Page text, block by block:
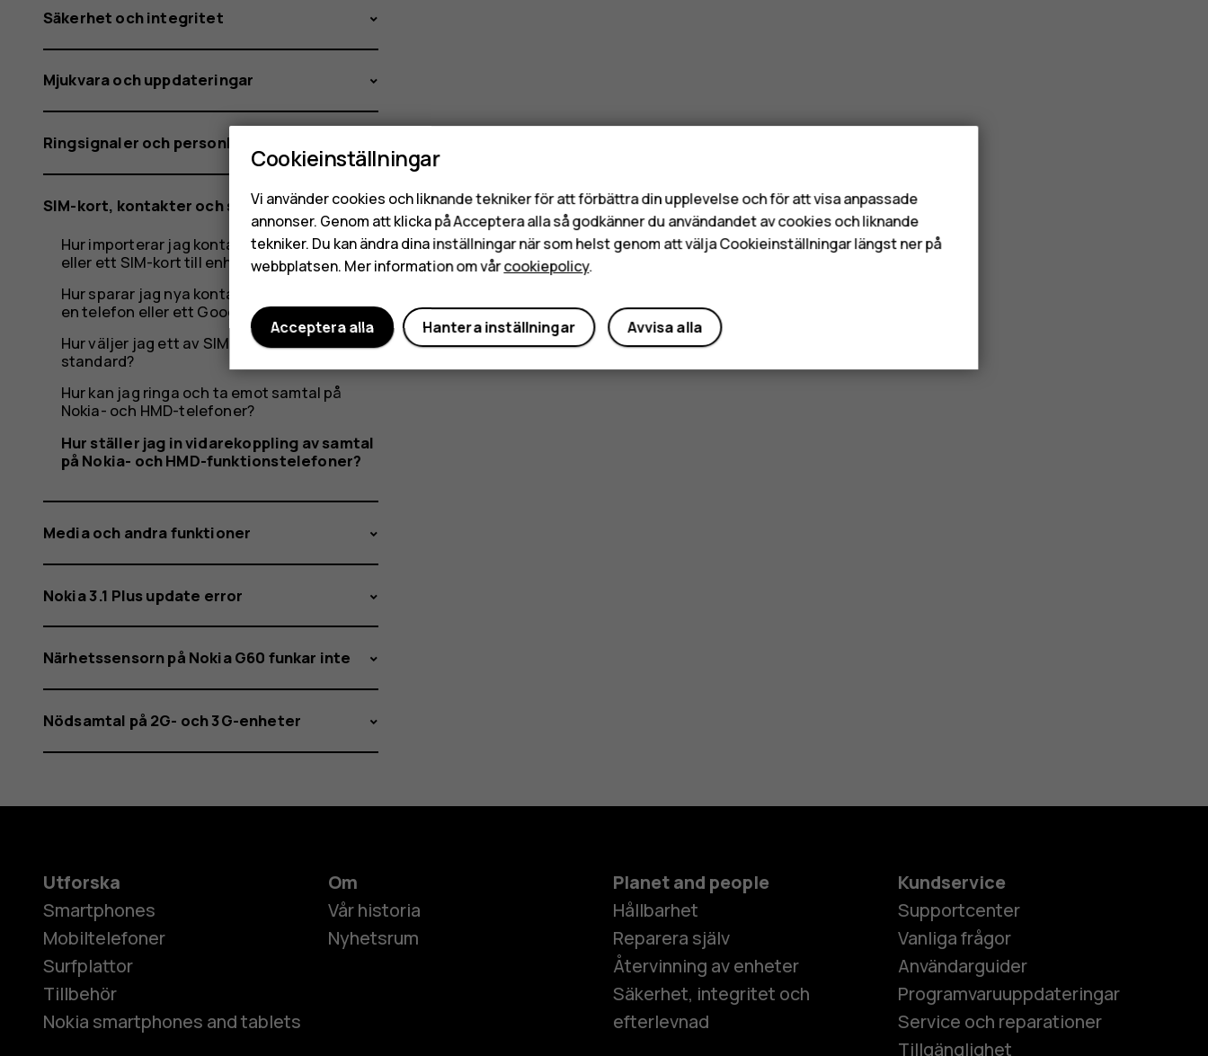
HMD-
funktionstelefoner?
Säkerhet och integritet
Mjukvara och uppdateringar
Ringsignaler och personliga inställningar
SIM-kort, kontakter och samtal
Hur importerar jag kontakter från min mejl
eller ett SIM-kort till enheten?
Hur sparar jag nya kontakter till ett SIM-kort,
en telefon eller ett Google-konto?
Hur väljer jag ett av SIM-korten som
standard?
Hur kan jag ringa och ta emot samtal på
Nokia- och HMD-telefoner?
Hur ställer jag in vidarekoppling av samtal
på Nokia- och HMD-funktionstelefoner?
Media och andra funktioner
Nokia 3.1 Plus update error
Närhetssensorn på Nokia G60 funkar inte
Nödsamtal på 2G- och 3G-enheter
Utforska
Smartphones
Mobiltelefoner
Surfplattor
Tillbehör
Nokia smartphones and tablets
Om
Vår historia
Nyhetsrum
Planet and people
Hållbarhet
Reparera själv
Återvinning av enheter
Säkerhet, integritet och
efterlevnad
Kundservice
Supportcenter
Vanliga frågor
Användarguider
Programvaruuppdateringar
Service och reparationer
Tillgänglighet
Cookieinställningar
Vi använder cookies och liknande tekniker för att förbättra din upplevelse och för att visa anpassade
annonser. Genom att klicka på Acceptera alla så godkänner du användandet av cookies och liknande
tekniker. Du kan ändra dina inställningar när som helst genom att välja Cookieinställningar längst ner på
webbplatsen. Mer information om vårcookiepolicy.
Avvisa alla
Hantera inställningar
Acceptera alla